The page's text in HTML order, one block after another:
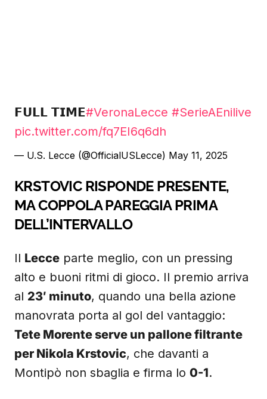
𝗙𝗨𝗟𝗟 𝗧𝗜𝗠𝗘#VeronaLecce #SerieAEnilive
pic.twitter.com/fq7EI6q6dh
— U.S. Lecce (@OfficialUSLecce) May 11, 2025
KRSTOVIC RISPONDE PRESENTE,
MA COPPOLA PAREGGIA PRIMA
DELL’INTERVALLO
Il Lecce parte meglio, con un pressing
alto e buoni ritmi di gioco. Il premio arriva
al 23′ minuto, quando una bella azione
manovrata porta al gol del vantaggio:
Tete Morente serve un pallone filtrante
per Nikola Krstovic, che davanti a
Montipò non sbaglia e firma lo 0-1.